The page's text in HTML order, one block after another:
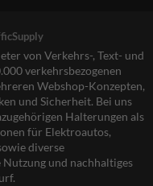
von Verkehrs-, Text- und
verkehrsbezogenen
Webshop-Konzepten,
und Sicherheit. Bei uns
Halterungen als
für Elektroautos,
diverse
und nachhaltiges